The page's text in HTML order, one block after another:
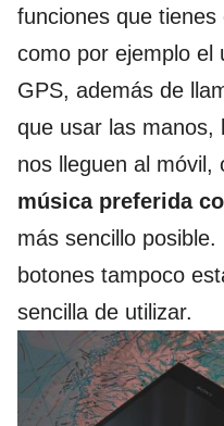
funciones que
como por ejemplo el
GPS, además de
que usar las manos,
nos lleguen al móvil,
música preferida
más sencillo
botones tampoco
sencilla de utilizar.